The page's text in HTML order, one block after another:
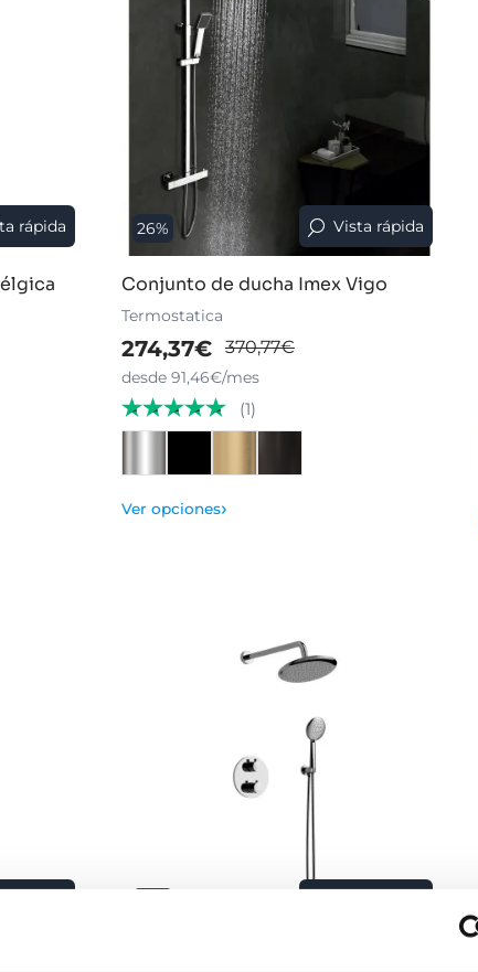
rápida 26% Vista rápida
Conjunto de ducha Imex Vigo
Termostatica
274,37€ 370,77€
desde 91,46€/mes
(1)
Ver opciones›